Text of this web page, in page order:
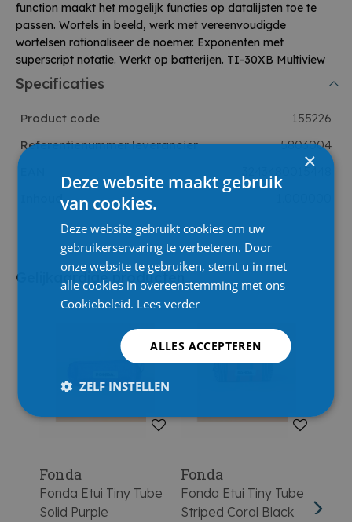
function maakt het mogelijk functies op datalijsten toe te
passen. Wortels in beeld, werk met vereenvoudigde
wortelsen rationaliseer de noemer. Exponenten met
superscript notatie. Werkt op batterijen. TI-30XB Multiview
Specificaties
Product code
155226
Referentienummer leverancier
5803004
Inhoud
Gelijkaardige producten
Fonda
Fonda Etui Tiny Tube
Solid Purple
Fonda
Fonda Etui Tiny Tube
Striped Coral Black
×
Deze website maakt gebruik
van cookies.
Deze website gebruikt cookies om uw
gebruikerservaring te verbeteren. Door
onze website te gebruiken, stemt u in met
alle cookies in overeenstemming met ons
Cookiebeleid. Lees verder
ALLES ACCEPTEREN
ZELF INSTELLEN